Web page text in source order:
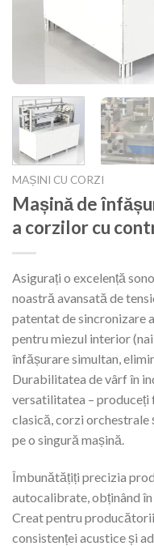
MAȘINI CU CORZI
Mașină de
a corzilor cu
Asigurați o excelență
noastră avansată de
patentat de sincronizare
pentru miezul interior
înfășurare simultan,
Durabilitatea de vârf în
versatilitatea –
clasică, corzi orchestrale
pe o singură mașină.
Îmbunătățiți precizia
autocalibrate, obținând
Creat pentru
consistenței acustice și